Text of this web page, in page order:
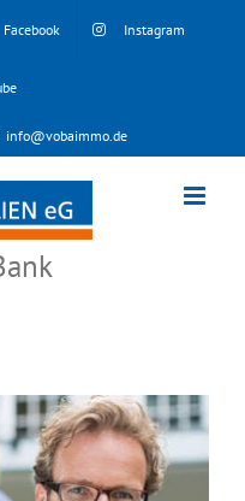
Facebook Instagram
info@vobaimmo.de